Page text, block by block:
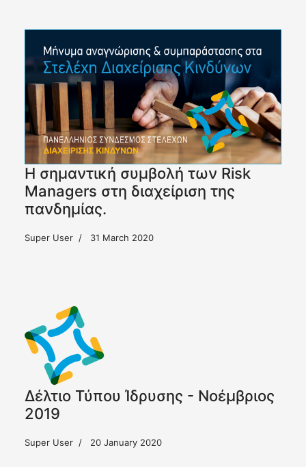
Η σημαντική συμβολή των Risk
Managers στη διαχείριση της
πανδημίας.
Super User 31 March 2020
Δέλτιο Τύπου Ίδρυσης - Νοέμβριος
2019
Super User 20 January 2020